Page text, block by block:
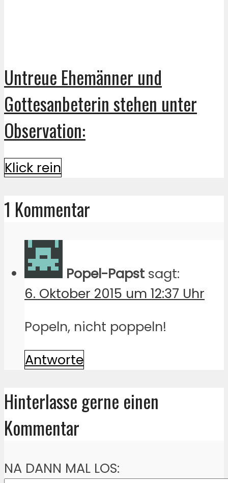
Untreue Ehemänner und
Gottesanbeterin stehen unter
Observation:
Klick rein
1 Kommentar
Popel-Papst sagt:
6. Oktober 2015 um 12:37 Uhr
Popeln, nicht poppeln!
Antworte
Hinterlasse gerne einen
Kommentar
NA DANN MAL LOS: